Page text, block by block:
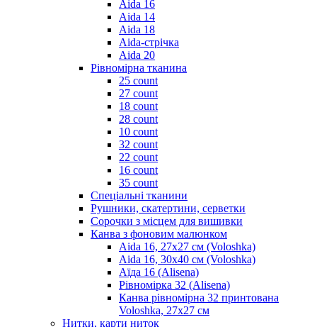
Aida 16
Aida 14
Aida 18
Aida-стрічка
Aida 20
Рівномірна тканина
25 count
27 count
18 count
28 count
10 count
32 count
22 count
16 count
35 count
Спеціальні тканини
Рушники, скатертини, серветки
Сорочки з місцем для вишивки
Канва з фоновим малюнком
Aida 16, 27х27 см (Voloshka)
Aida 16, 30х40 см (Voloshka)
Аїда 16 (Alisena)
Рівномірка 32 (Alisena)
Канва рівномірна 32 принтована
Voloshka, 27х27 см
Нитки, карти ниток